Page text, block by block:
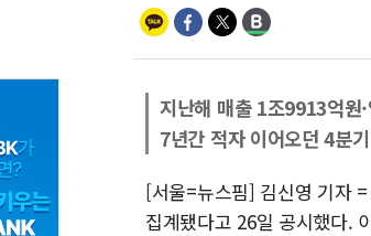
지난해 매출 1조9913억원
7년간 적자 이어오던 4분
[서울=뉴스핌] 김신영 기자
집계됐다고 26일 공시했다.